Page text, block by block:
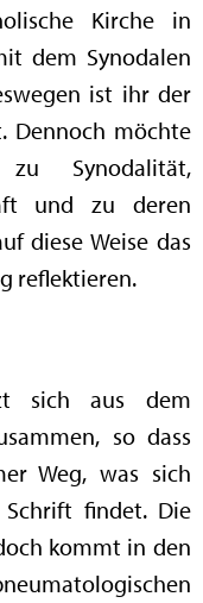
Kirche in
dem Synodalen
ist ihr der
Dennoch möchte
Synodalität,
und zu deren
diese Weise das
reflektieren.
sich aus dem
so dass
Weg, was sich
findet. Die
kommt in den